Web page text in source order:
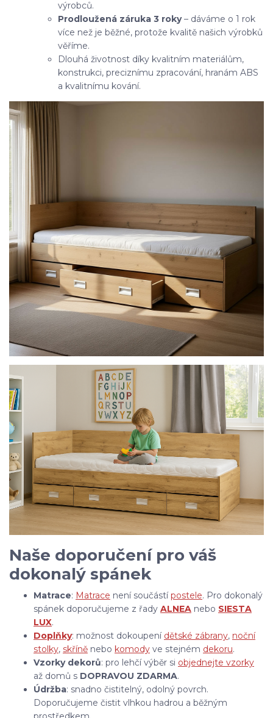
výrobců.
Prodloužená záruka 3 roky– dáváme o 1 rok
více než je běžné, protože kvalitě našich výrobků
věříme.
Dlouhá životnost díky kvalitním materiálům,
konstrukci, preciznímu zpracování, hranám ABS
a kvalitnímu kování.
Naše doporučení pro váš
dokonalý spánek
Matrace: Matrace není součástípostele. Pro dokonalý
spánek doporučujeme z řady ALNEA nebo SIESTA
LUX.
Doplňky: možnost dokoupení dětské zábrany, noční
stolky, skříně nebo komody ve stejném dekoru.
Vzorky dekorů: pro lehčí výběr si objednejte vzorky
až domů s DOPRAVOU ZDARMA.
Údržba: snadno čistitelný, odolný povrch.
Doporučujeme čistit vlhkou hadrou a běžným